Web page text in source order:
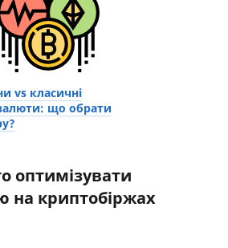
vs класичні
що обрати
оптимізувати
на криптобіржах